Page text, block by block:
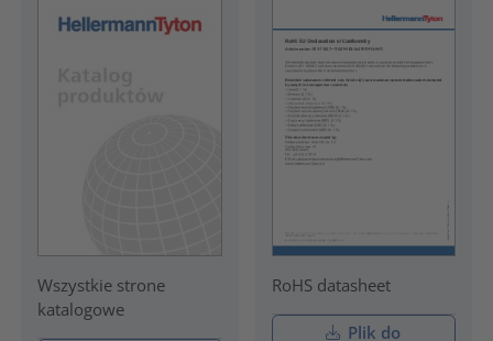
Wszystkie strone
katalogowe
RoHS datasheet
Plik do